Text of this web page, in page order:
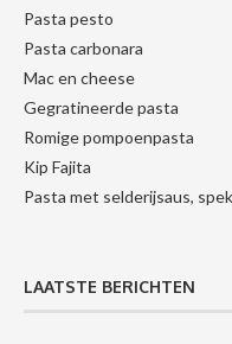
Pasta pesto
Pasta carbonara
Mac en cheese
Gegratineerde pasta
Romige pompoenpasta
Kip Fajita
Pasta met selderijsaus,
LAATSTE BERICHTEN